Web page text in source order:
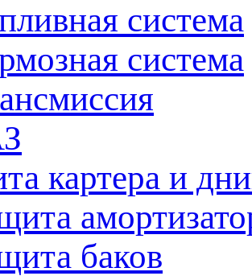
система
система
картера и
баков